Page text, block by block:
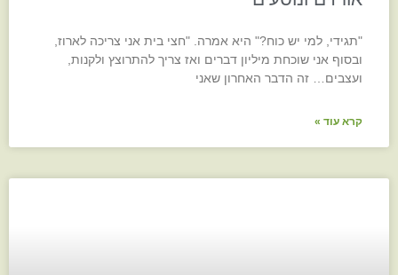
"תגידי, למי יש כוח?" היא אמרה. "חצי בית אני צריכה לארוז,
ובסוף אני שוכחת מיליון דברים ואז צריך להתרוצץ ולקנות,
ועצבים… זה הדבר האחרון שאני
קרא עוד »